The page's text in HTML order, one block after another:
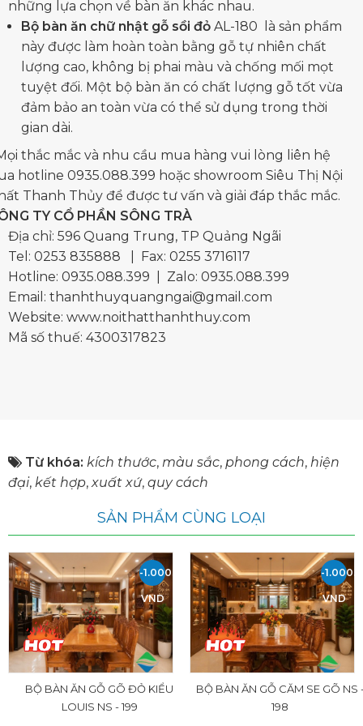
những lựa chọn về bàn ăn khác nhau.
Bộ bàn ăn chữ nhật gỗ sồi đỏ AL-180 là sản phẩm
này được làm hoàn toàn bằng gỗ tự nhiên chất
lượng cao, không bị phai màu và chống mối mọt
tuyệt đối. Một bộ bàn ăn có chất lượng gỗ tốt vừa
đảm bảo an toàn vừa có thể sử dụng trong thời
gian dài.
thắc mắc và nhu cầu mua hàng vui lòng liên hệ
hotline 0935.088.399 hoặc showroom Siêu Thị Nội
Thanh Thủy để được tư vấn và giải đáp thắc mắc.
TY CỔ PHẦN SÔNG TRÀ
Địa chỉ: 596 Quang Trung, TP Quảng Ngãi
Tel: 0253 835888 | Fax: 0255 3716117
Hotline: 0935.088.399 | Zalo: 0935.088.399
Email: thanhthuyquangngai@gmail.com
Website: www.noithatthanhthuy.com
Mã số thuế: 4300317823
Từ khóa: kích thước, màu sắc, phong cách, hiện
đại, kết hợp,xuất xứ, quy cách
SẢN PHẨM CÙNG LOẠI
-1.000.000
VND
BỘ BÀN ĂN GỖ GÕ ĐỎ KIỂU
LOUIS NS - 199
-
VND
BỘ BÀN ĂN GỖ CĂM SE GÕ NS
198